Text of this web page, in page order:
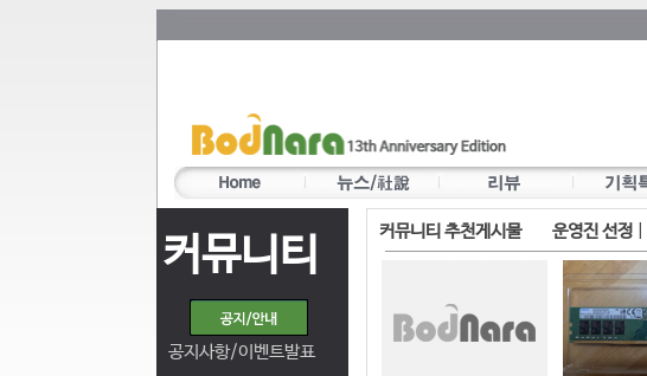
커뮤니티
공지사항/이벤트발표
커뮤니티 추천게시물 운영진 선정